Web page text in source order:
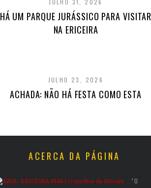
JULHO 31, 2026
HÁ UM PARQUE JURÁSSICO PARA VISITAR
NA ERICEIRA
JULHO 23, 2026
ACHADA: NÃO HÁ FESTA COMO ESTA
ACERCA DA PÁGINA
"O